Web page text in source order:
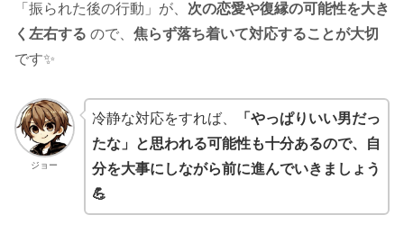
「振られた後の行動」が、 次の恋愛や復縁の可能性を大き
く左右する ので、 焦らず落ち着いて対応することが大切
です✨
ジョー
冷静な対応をすれば、
「やっぱりいい男だっ
たな」と思われる可能性も十分あるので、自
分を大事にしながら前に進んでいきましょう
💪